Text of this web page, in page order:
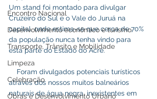
Encontro Nacional
Desenvolvimento econômico e turismo
Transporte, Trânsito e Mobilidade
Limpeza
Celebração
Obras e Desenvolvimento Urbano
Um stand foi montado para divulgar
Cruzeiro do Sul e o Vale do Juruá na
capital, onde estima-se que cerca de 70%
da população nunca tenha vindo para
esta parte do Estado do Acre.
através dos nossos muitos balneários
naturais de água negra, inexistentes em